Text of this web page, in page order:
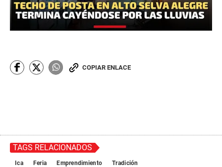
COPIAR ENLACE
TAGS RELACIONADOS
Ica Feria Emprendimiento Tradición